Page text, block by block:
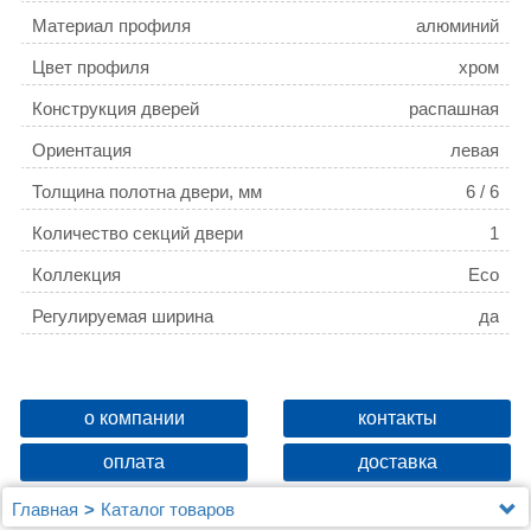
Материал профиля алюминий
Цвет профиля хром
Конструкция дверей распашная
Ориентация левая
Толщина полотна двери, мм 6 / 6
Количество секций двери 1
Коллекция Eco
Регулируемая ширина да
о компании контакты
оплата доставка
Главная
Каталог товаров